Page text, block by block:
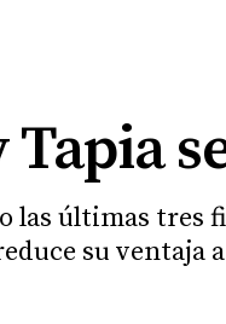
las últimas tres
su ventaja